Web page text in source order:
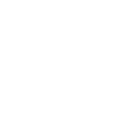
」に変わる。